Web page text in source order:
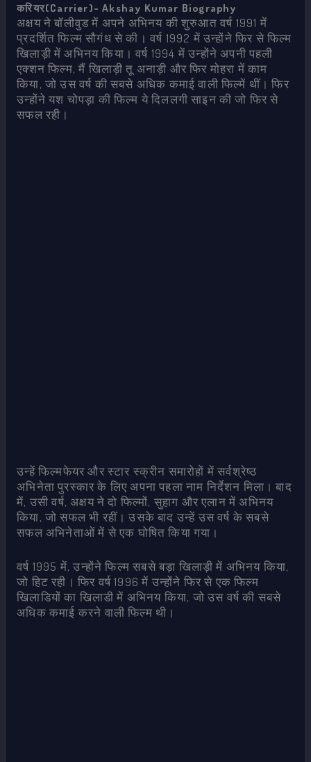
करियर(Carrier)- Akshay Kumar Biography
अक्षय ने बॉलीवुड में अपने अभिनय की शुरुआत वर्ष 1991 में
प्रदर्शित फिल्म सौगंध से की। वर्ष 1992 में उन्होंने फिर से फिल्म
खिलाड़ी में अभिनय किया। वर्ष 1994 में उन्होंने अपनी पहली
एक्शन फिल्म, मैं खिलाड़ी तू अनाड़ी और फिर मोहरा में काम
किया, जो उस वर्ष की सबसे अधिक कमाई वाली फिल्में थीं। फिर
उन्होंने यश चोपड़ा की फिल्म ये दिललगी साइन की जो फिर से
सफल रही।
उन्हें फिल्मफेयर और स्टार स्क्रीन समारोहों में सर्वश्रेष्ठ
अभिनेता पुरस्कार के लिए अपना पहला नाम निर्देशन मिला। बाद
में, उसी वर्ष, अक्षय ने दो फिल्मों, सुहाग और एलान में अभिनय
किया, जो सफल भी रहीं। उसके बाद उन्हें उस वर्ष के सबसे
सफल अभिनेताओं में से एक घोषित किया गया।
वर्ष 1995 में, उन्होंने फिल्म सबसे बड़ा खिलाड़ी में अभिनय किया,
जो हिट रही। फिर वर्ष 1996 में उन्होंने फिर से एक फिल्म
खिलाडियों का खिलाडी में अभिनय किया, जो उस वर्ष की सबसे
अधिक कमाई करने वाली फिल्म थी।